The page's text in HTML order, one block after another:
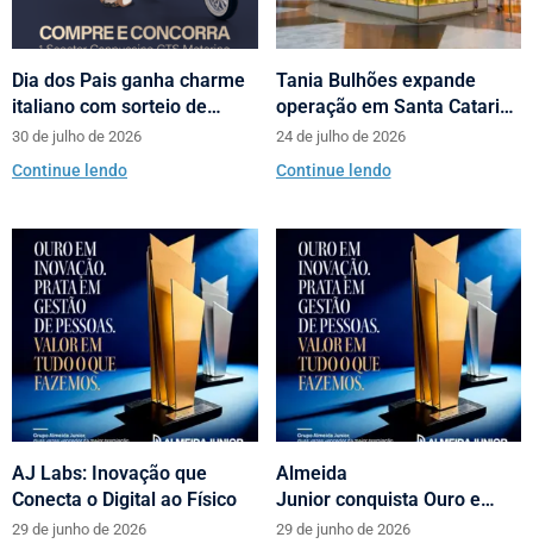
Dia dos Pais ganha charme
italiano com sorteio de
scooters Motorino pela
Almeida Junior
30 de julho de 2026
Continue lendo
Tania Bulhões expande
operação em Santa Catarina
com loja no Neumarkt
Shopping
24 de julho de 2026
Continue lendo
AJ Labs: Inovação que
Conecta o Digital ao Físico
29 de junho de 2026
Almeida
Junior conquista Ouro e
Prata no Prêmio Abrasce
29 de junho de 2026